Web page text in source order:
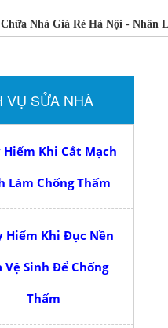
Nhà Giá Rẻ Hà Nội - Nhân
VỤ SỬA NHÀ
Hiểm Khi Cắt Mạch
Làm Chống Thấm
Hiểm Khi Đục Nền
Vệ Sinh Để Chống
Thấm